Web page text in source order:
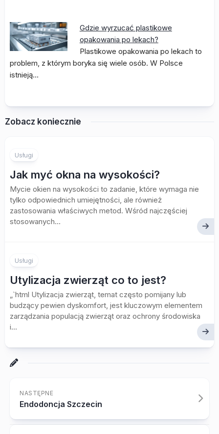
Gdzie wyrzucać plastikowe
opakowania po lekach?
Plastikowe opakowania po lekach to
problem, z którym boryka się wiele osób. W Polsce
istnieją…
Zobacz koniecznie
Usługi
Jak myć okna na wysokości?
Mycie okien na wysokości to zadanie, które wymaga nie
tylko odpowiednich umiejętności, ale również
zastosowania właściwych metod. Wśród najczęściej
stosowanych...
Usługi
Utylizacja zwierząt co to jest?
„`html Utylizacja zwierząt, temat często pomijany lub
budzący pewien dyskomfort, jest kluczowym elementem
zarządzania populacją zwierząt oraz ochrony środowiska
i...
NASTĘPNE
Endodoncja Szczecin